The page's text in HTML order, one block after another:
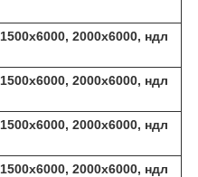
1500х6000, 2000х6000, ндл
1500х6000, 2000х6000, ндл
1500х6000, 2000х6000, ндл
1500х6000, 2000х6000, ндл